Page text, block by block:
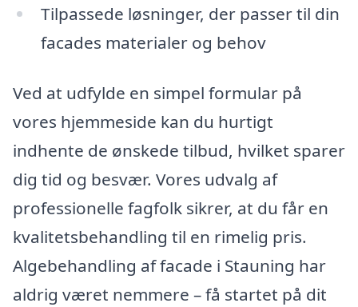
Tilpassede løsninger, der passer til din
facades materialer og behov
Ved at udfylde en simpel formular på
vores hjemmeside kan du hurtigt
indhente de ønskede tilbud, hvilket sparer
dig tid og besvær. Vores udvalg af
professionelle fagfolk sikrer, at du får en
kvalitetsbehandling til en rimelig pris.
Algebehandling af facade i Stauning har
aldrig været nemmere – få startet på dit